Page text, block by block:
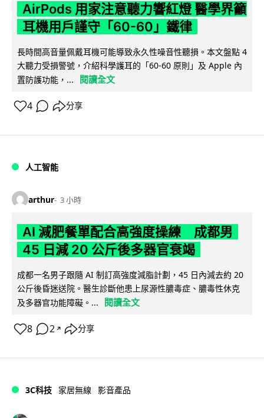
AirPods 用家注意聽力響紅燈 醫學界籲
耳機用戶謹守「60-60」鐵律
長時間高音量佩戴耳機可能導致永久性噪音性聽損。本文盤點 4
大聽力受損警號，介紹科學護耳的「60-60 原則」及 Apple 內
置防護功能，...
閱讀全文
4 分享
人工智能
arthur 3 小時
AI 減肥餐單配合高強度操練 成都男
45 日減 20 公斤後多器官衰竭
成都一名男子跟隨 AI 制訂高強度減脂計劃，45 日內減去約 20
公斤後昏迷送院。醫生診斷他患上尿源性膿毒症、膿毒性休克
及多器官功能障礙。...
閱讀全文
8 2 ↗ 分享
3C科技 家居無線 影音產品